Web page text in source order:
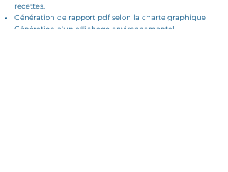
recettes.
Génération de rapport pdf selon la charte graphique
Génération d’un affichage environnemental